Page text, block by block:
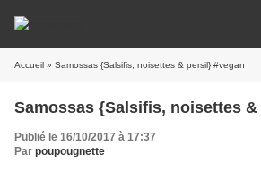
Accueil » Samossas {Salsifis, noisettes & persil} #vegan
Samossas {Salsifis, noisettes
Publié le 16/10/2017 à 17:37
Par poupougnette